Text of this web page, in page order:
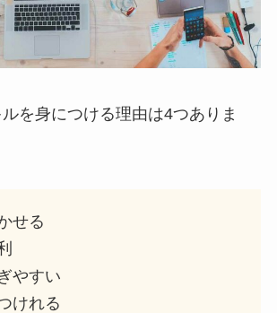
を身につける理由は4つありま
せる
やすい
けれる